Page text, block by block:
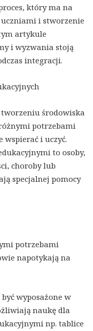
który ma na
i stworzenie
artykule
i wyzwania stoją
integracji.
środowiska
potrzebami
i uczyć.
to osoby,
choroby lub
specjalnej pomocy
potrzebami
napotykają na
wyposażone w
naukę dla
np. tablice